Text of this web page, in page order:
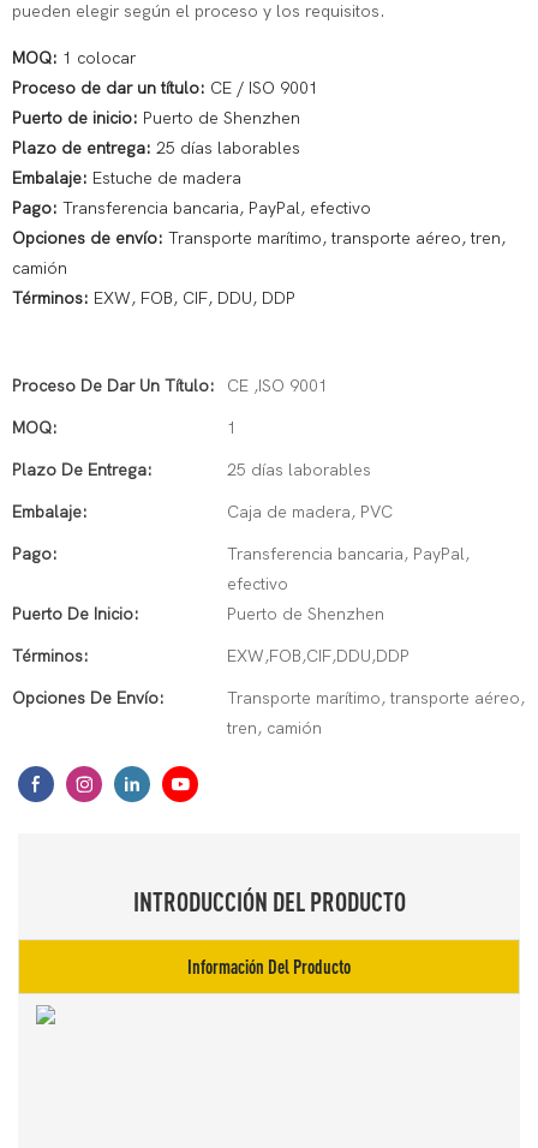
pueden elegir según el proceso y los requisitos.
MOQ: 1 colocar
Proceso de dar un título: CE / ISO 9001
Puerto de inicio: Puerto de Shenzhen
Plazo de entrega: 25 días laborables
Embalaje: Estuche de madera
Pago: Transferencia bancaria, PayPal, efectivo
Opciones de envío: Transporte marítimo, transporte aéreo, tren,
camión
Términos: EXW, FOB, CIF, DDU, DDP
Proceso De Dar Un Título: CE ,ISO 9001
MOQ: 1
Plazo De Entrega: 25 días laborables
Embalaje: Caja de madera, PVC
Pago:
Transferencia bancaria, PayPal,
efectivo
Puerto De Inicio:
Puerto de Shenzhen
Términos: EXW,FOB,CIF,DDU,DDP
Opciones De Envío:
Transporte marítimo, transporte aéreo,
tren, camión
INTRODUCCIÓN DEL PRODUCTO
Información Del Producto